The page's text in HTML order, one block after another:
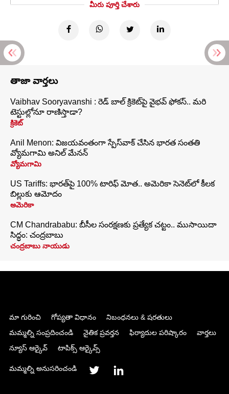
మీరు పూర్తి చేశారు
తాజా వార్తలు
Vaibhav Sooryavanshi : రెడ్ బాల్ క్రికెట్‌పై వైభవ్ ఫోకస్.. మరి
టెస్టుల్లోనూ రాణిస్తాడా?
క్రికెట్
Anil Menon: విజయవంతంగా స్పేస్‌వాక్‌ చేసిన భారత సంతతి
వ్యోమగామి అనిల్‌ మేనన్
వ్యోమగామి
US Tariffs: భారత్‌పై 100% టారిఫ్‌ మోత.. అమెరికా సెనెట్‌లో కీలక
బిల్లుకు ఆమోదం
అమెరికా
CM Chandrababu: బీసీల సంరక్షణకు ప్రత్యేక చట్టం.. ముసాయిదా
సిద్ధం: చంద్రబాబు
చంద్రబాబు నాయుడు
మా గురించి గోప్యతా విధానం
నిబంధనలు & షరతులు
మమ్మల్ని సంప్రదించండి
నైతిక ప్రవర్తన ఫిర్యాదుల పరిష్కారం
వార్తలు
న్యూస్ ఆర్కైవ్
టాపిక్స్ ఆర్కైవ్స్
మమ్మల్ని అనుసరించండి